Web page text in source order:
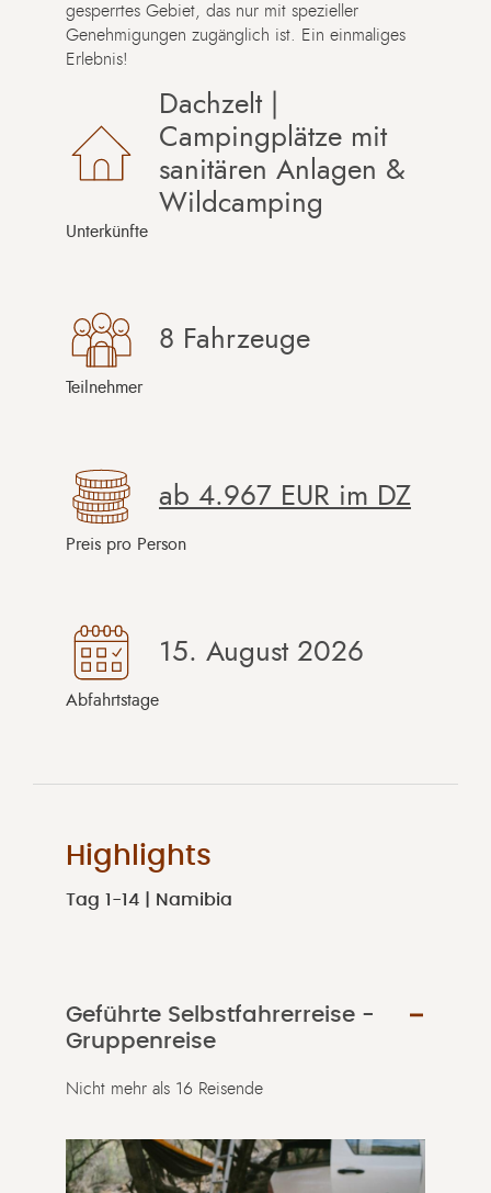
gesperrtes Gebiet, das nur mit spezieller
Genehmigungen zugänglich ist. Ein einmaliges
Erlebnis!
Dachzelt |
Campingplätze mit
sanitären Anlagen &
Wildcamping
Unterkünfte
ab 4.967 EUR im DZ
Preis pro Person
8 Fahrzeuge
Teilnehmer
15. August 2026
Abfahrtstage
Highlights
Tag 1-14 | Namibia
Nicht mehr als 16 Reisende
Geführte Selbstfahrerreise -
Gruppenreise